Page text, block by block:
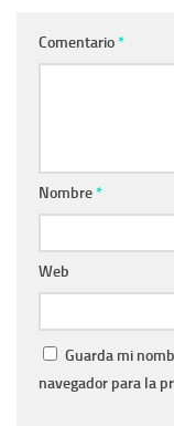
Comentario*
Nombre*
Web
Guarda mi
navegador para la